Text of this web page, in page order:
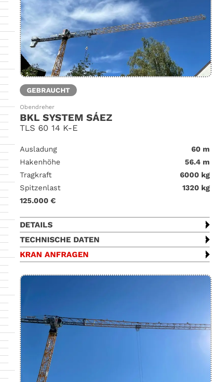
GEBRAUCHT
Obendreher
BKL SYSTEM SÁEZ
TLS 60 14 K-E
Ausladung
60 m
Hakenhöhe
56.4 m
Tragkraft
6000 kg
Spitzenlast
1320 kg
125.000 €
DETAILS
TECHNISCHE DATEN
KRAN ANFRAGEN